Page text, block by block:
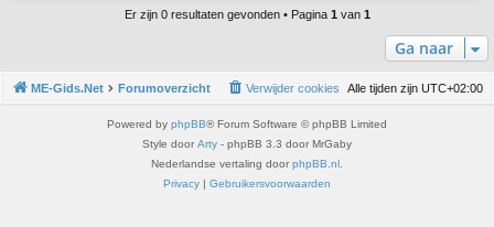
Er zijn 0 resultaten gevonden • Pagina 1 van 1
Ga naar
ME-Gids.Net Forumoverzicht Alle tijden zijn UTC+02:00
Verwijder cookies
Powered by phpBB® Forum Software © phpBB Limited
Style door Arty - phpBB 3.3 door MrGaby
Nederlandse vertaling door phpBB.nl.
Privacy | Gebruikersvoorwaarden